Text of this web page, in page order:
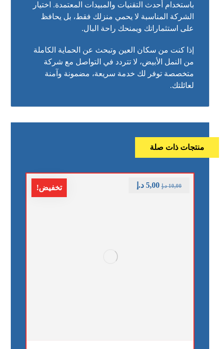
باستخدام أحدث التقنيات والمبيدات المعتمدة. اختيار
الشركة المناسبة لا يحمي منزلك فقط، بل يحافظ
على استثماراتك ويمنحك راحة البال.
إذا كنت من سكان العين وتبحث عن الحماية الكاملة
من النمل الأبيض، لا تتردد في التواصل مع شركة
متخصصة توفر لك خدمة سريعة، مضمونة وآمنة
لعائلتك.
منتجات ذات صلة
تخفيض! 10,00 د.إ 5,00 د.إ